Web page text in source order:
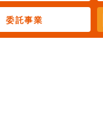
委託事業